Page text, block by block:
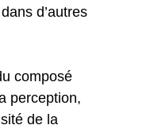
d’autres
composé
perception,
de la